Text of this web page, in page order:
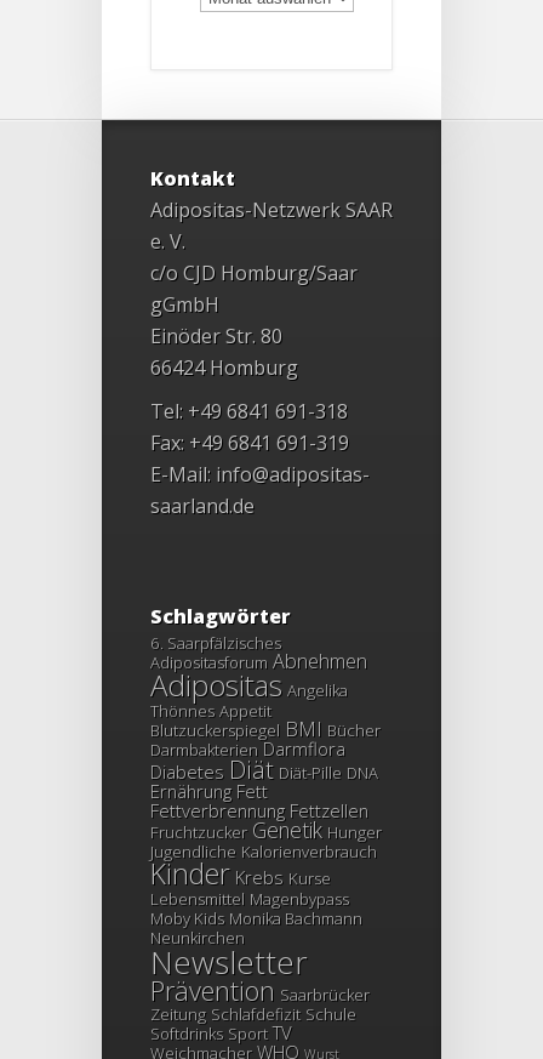
Kontakt
Adipositas-Netzwerk SAAR
e. V.
c/o CJD Homburg/Saar
gGmbH
Einöder Str. 80
66424 Homburg
Tel: +49 6841 691-318
Fax: +49 6841 691-319
E-Mail: info@adipositas-
saarland.de
Schlagwörter
6. Saarpfälzisches
Adipositasforum Abnehmen
Adipositas Angelika
Thönnes Appetit
Blutzuckerspiegel BMI Bücher
Darmbakterien Darmflora
Diabetes Diät Diät-Pille DNA
Ernährung Fett
Fettverbrennung Fettzellen
Fruchtzucker Genetik Hunger
Jugendliche Kalorienverbrauch
Kinder Krebs Kurse
Lebensmittel Magenbypass
Moby Kids Monika Bachmann
Neunkirchen
Newsletter
Prävention Saarbrücker
Zeitung Schlafdefizit Schule
Softdrinks Sport TV
Weichmacher WHO Wurst